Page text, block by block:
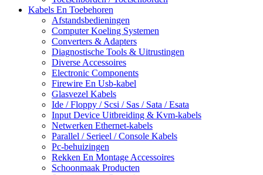
Kabels En Toebehoren
Afstandsbedieningen
Computer Koeling Systemen
Converters & Adapters
Diagnostische Tools & Uitrustingen
Diverse Accessoires
Electronic Components
Firewire En Usb-kabel
Glasvezel Kabels
Ide / Floppy / Scsi / Sas / Sata / Esata
Input Device Uitbreiding & Kvm-kabels
Netwerken Ethernet-kabels
Parallel / Serieel / Console Kabels
Pc-behuizingen
Rekken En Montage Accessoires
Schoonmaak Producten